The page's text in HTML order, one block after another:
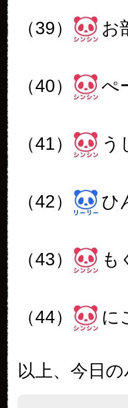
（39） お
（40） ぺ
（41） う
（42） ひ
（43） も
（44） に
以上、今日